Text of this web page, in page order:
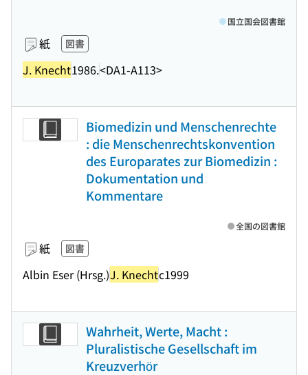
紙 図書
J. Knecht1986.<DA1-A113>
国立国会図書館
Biomedizin und Menschenrechte
: die Menschenrechtskonvention
des Europarates zur Biomedizin :
Dokumentation und
Kommentare
紙 図書
Albin Eser (Hrsg.)J. Knechtc1999
全国の図書館
Wahrheit, Werte, Macht :
Pluralistische Gesellschaft im
Kreuzverhör